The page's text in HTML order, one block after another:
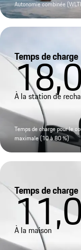
Autonomie combinée
Temps de charge
À la station de
Temps de charge pour le
maximale (10 à 80 %)
Temps de charge
À la maison